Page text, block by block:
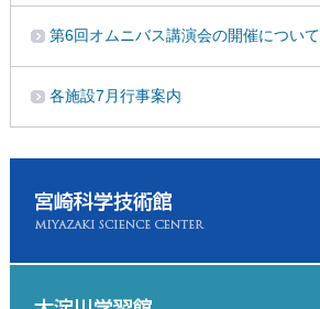
第6回オムニバス講演会の開催について
各施設7月行事案内